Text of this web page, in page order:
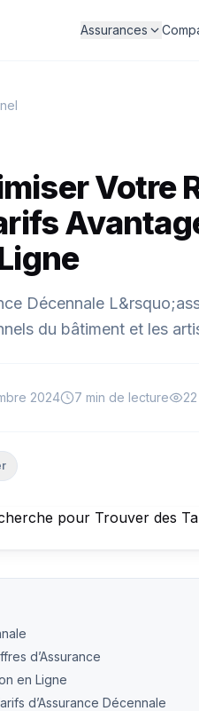
Assurances
Votre
Décennale
du bâtiment et les
2024 7 min de lecture
d’Assurance
en Ligne
d’Assurance Décennale